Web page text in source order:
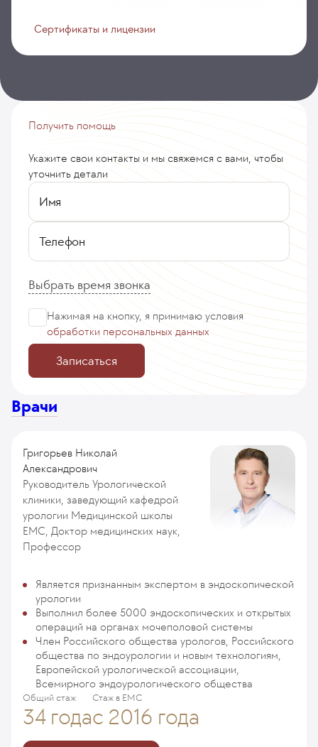
Сертификаты и лицензии
Получить помощь
Укажите свои контакты и мы свяжемся с вами, чтобы
уточнить детали
Имя
Телефон
Выбрать время звонка
Нажимая на кнопку, я принимаю условия
обработки персональных данных
Записаться
Врачи
Григорьев Николай
Александрович
Руководитель Урологической
клиники, заведующий кафедрой
урологии Медицинской школы
ЕМС, Доктор медицинских наук,
Профессор
Является признанным экспертом в эндоскопической
урологии
Выполнил более 5000 эндоскопических и открытых
операций на органах мочеполовой системы
Член Российского общества урологов, Российского
общества по эндоурологии и новым технологиям,
Европейской урологической ассоциации,
Всемирного эндоурологического общества
Общий стаж
34 года
Стаж в ЕМС
с 2016 года